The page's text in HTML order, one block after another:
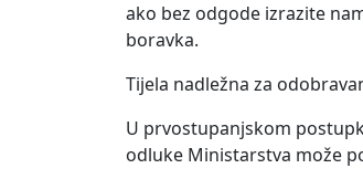
ako bez odgode izrazite
boravka.
Tijela nadležna za
U prvostupanjskom
odluke Ministarstva može